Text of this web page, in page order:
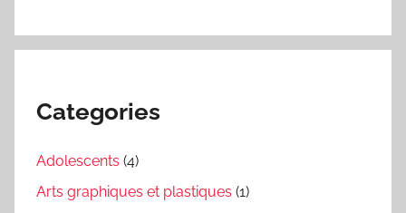
Categories
Adolescents (4)
Arts graphiques et plastiques (1)